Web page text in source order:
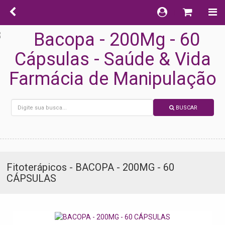
BUSCAR
Fitoterápicos - BACOPA - 200MG - 60
CÁPSULAS